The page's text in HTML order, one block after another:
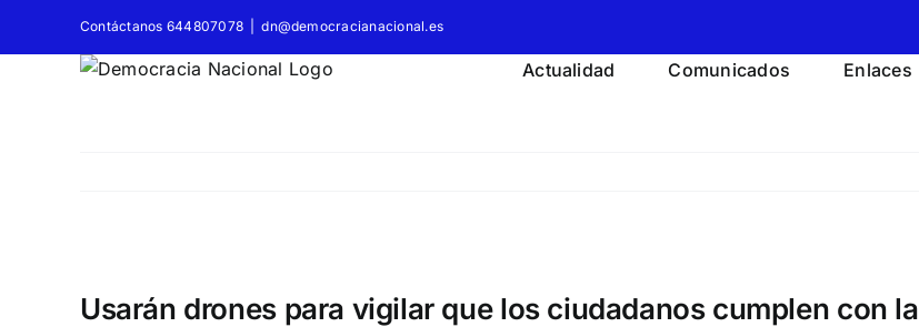
contenido
Contáctanos 644807078 dn@democracianacional.es
Actualidad Comunicados Enlaces
imagen
Usarán drones para vigilar que los ciudadanos cumplen con